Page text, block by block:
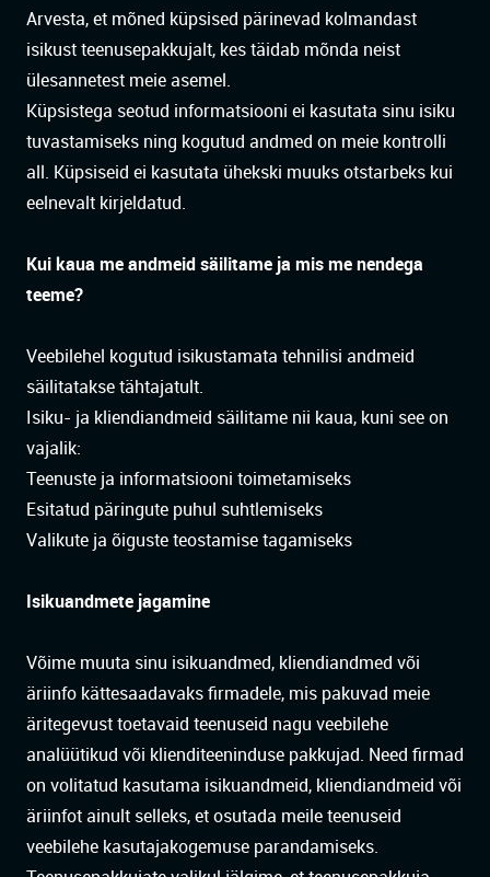
Arvesta, et mõned küpsised pärinevad kolmandast
isikust teenusepakkujalt, kes täidab mõnda neist
ülesannetest meie asemel.
Küpsistega seotud informatsiooni ei kasutata sinu isiku
tuvastamiseks ning kogutud andmed on meie kontrolli
all. Küpsiseid ei kasutata ühekski muuks otstarbeks kui
eelnevalt kirjeldatud.
Kui kaua me andmeid säilitame ja mis me nendega
teeme?
Veebilehel kogutud isikustamata tehnilisi andmeid
säilitatakse tähtajatult.
Isiku- ja kliendiandmeid säilitame nii kaua, kuni see on
vajalik:
Teenuste ja informatsiooni toimetamiseks
Esitatud päringute puhul suhtlemiseks
Valikute ja õiguste teostamise tagamiseks
Isikuandmete jagamine
Võime muuta sinu isikuandmed, kliendiandmed või
äriinfo kättesaadavaks firmadele, mis pakuvad meie
äritegevust toetavaid teenuseid nagu veebilehe
analüütikud või klienditeeninduse pakkujad. Need firmad
on volitatud kasutama isikuandmeid, kliendiandmeid või
äriinfot ainult selleks, et osutada meile teenuseid
veebilehe kasutajakogemuse parandamiseks.